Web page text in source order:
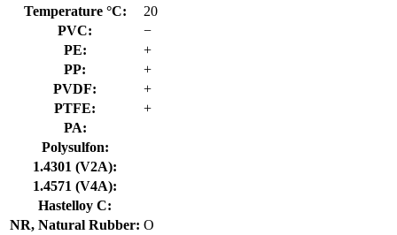
Temperature °C:
20
PVC:
−
PE:
+
PP:
+
PVDF:
+
PTFE:
+
PA:
Polysulfon:
1.4301 (V2A):
1.4571 (V4A):
Hastelloy C:
NR, Natural Rubber: O